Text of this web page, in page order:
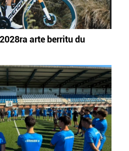
ematen diguzu.Gehiago
arte berritu du